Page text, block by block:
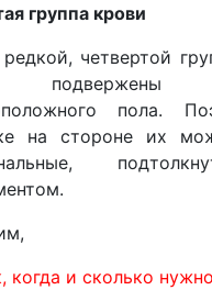
группа крови
четвертой
подвержены
пола.
на стороне их
когда и сколько